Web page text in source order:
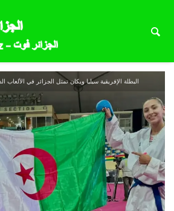
البطلة الإفريقية سيليا ويكان تمثل الجزائر في الألعاب